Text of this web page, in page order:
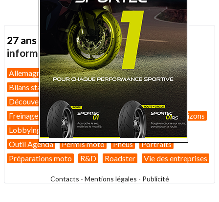
27 ans d'actualité moto :toutes nos
informations depuis 1999 !
Allemagne Assurance moto
Bilans marché 2026
Bilans statistiques
Casques
Dans Le Rétro
Découverte
Equipement pilote
Fiches techniques
Freinage
GT Guides pratiques High-tech
Horizons
Lobbying
Nouveautés 2026
Nouveautés 2027
Outil Agenda
Permis moto Pneus
Portraits
Préparations moto
R&D Roadster Vie des entreprises
Contacts - Mentions légales - Publicité